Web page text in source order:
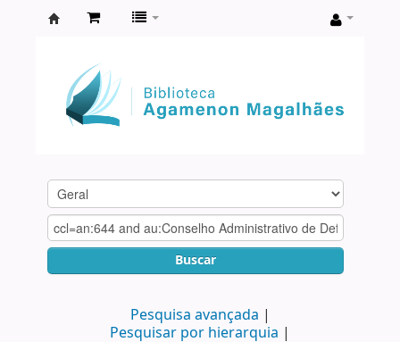
Agamenon
Magalhães
Buscar
Pesquisa avançada
Pesquisar por hierarquia